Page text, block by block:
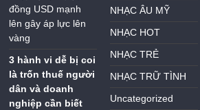
đồng USD mạnh
lên gây áp lực lên
vàng
3 hành vi dễ bị coi
là trốn thuế người
dân và doanh
nghiệp cần biết
NHẠC ÂU MỸ
NHẠC HOT
NHẠC TRẺ
NHẠC TRỮ TÌNH
Uncategorized